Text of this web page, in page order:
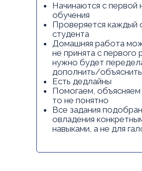
Начинаются с первой
обучения
Проверяется каждый
студента
Домашняя работа
не принята с первого
нужно будет
дополнить/объяснить
Есть дедлайны
Помогаем, объясняем
то не понятно
Все задания
овладения
навыками, а не для